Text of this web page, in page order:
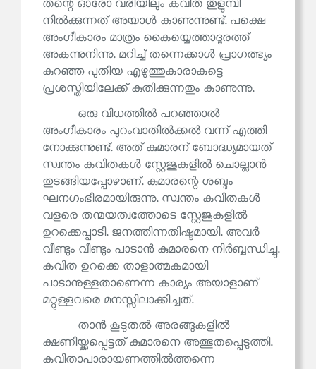
തന്റെ ഓരോ വരിയിലും കവിത തുളുമ്പി
നിൽക്കുന്നത് അയാൾ കാണുന്നുണ്ട്. പക്ഷെ
അംഗീകാരം മാത്രം കൈയ്യെത്താദൂരത്ത്
അകന്നുനിന്നു. മറിച്ച് തന്നെക്കാൾ പ്രാഗത്ഭ്യം
കുറഞ്ഞ പുതിയ എഴുത്തുകാരാകട്ടെ
പ്രശസ്തിയിലേക്ക് കുതിക്കുന്നതും കാണുന്നു.
ഒരു വിധത്തിൽ പറഞ്ഞാൽ
അംഗീകാരം പുറംവാതിൽക്കൽ വന്ന് എത്തി
നോക്കുന്നുണ്ട്. അത് കുമാരന് ബോദ്ധ്യമായത്
സ്വന്തം കവിതകൾ സ്റ്റേജുകളിൽ ചൊല്ലാൻ
തുടങ്ങിയപ്പോഴാണ്. കുമാരന്റെ ശബ്ദം
ഘനഗംഭീരമായിരുന്നു. സ്വന്തം കവിതകൾ
വളരെ തന്മയത്വത്തോടെ സ്റ്റേജുകളിൽ
ഉറക്കെപ്പാടി. ജനത്തിന്നതിഷ്ടമായി. അവർ
വീണ്ടും വീണ്ടും പാടാൻ കുമാരനെ നിർബ്ബന്ധിച്ചു.
കവിത ഉറക്കെ താളാത്മകമായി
പാടാനുള്ളതാണെന്ന കാര്യം അയാളാണ്
മറ്റുള്ളവരെ മനസ്സിലാക്കിച്ചത്.
താൻ കൂടുതൽ അരങ്ങുകളിൽ
ക്ഷണിയ്ക്കപ്പെട്ടത് കുമാരനെ അത്ഭുതപ്പെടുത്തി.
കവിതാപാരായണത്തിൽത്തന്നെ